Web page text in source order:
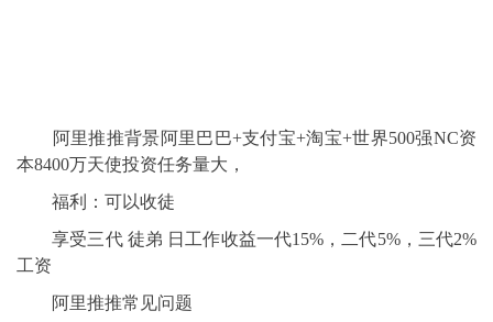
阿里推推背景阿里巴巴+支付宝+淘宝+世界500强NC资
本8400万天使投资任务量大，
福利：可以收徒
享受三代 徒弟 日工作收益一代15%，二代5%，三代2%
工资
阿里推推常见问题